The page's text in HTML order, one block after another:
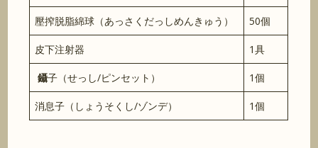
壓搾脱脂綿球（あっさくだっしめんきゅう） 50個
皮下注射器 1具
鑷子（せっし/ピンセット） 1個
消息子（しょうそくし/ゾンデ） 1個